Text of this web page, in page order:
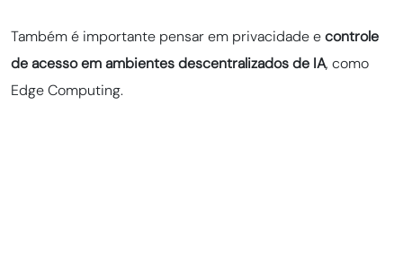
Também é importante pensar em privacidade econtrole
de acesso em ambientes descentralizados de IA, como
Edge Computing.